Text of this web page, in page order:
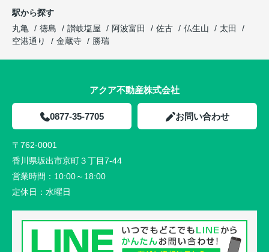
駅から探す
丸亀
徳島 讃岐塩屋 阿波富田 佐古 仏生山
太田
空港通り
金蔵寺 勝瑞
アクア不動産株式会社
0877-35-7705 お問い合わせ
〒762-0001
香川県坂出市京町３丁目7-44
営業時間： 10:00～18:00
定休日： 水曜日